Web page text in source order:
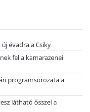
új évadra a Csiky
fel a kamarazenei
programsorozata a
látható ősszel a